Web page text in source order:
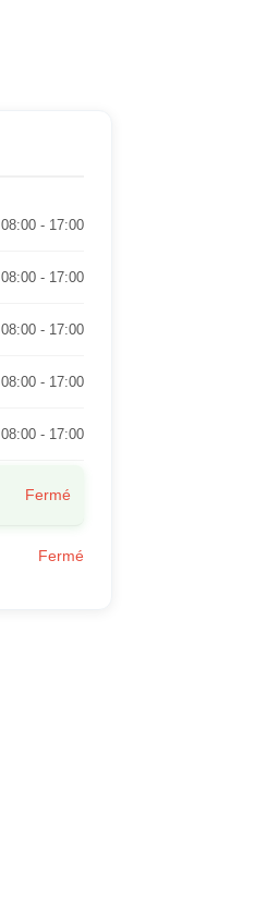
08:00 - 17:00
08:00 - 17:00
08:00 - 17:00
08:00 - 17:00
08:00 - 17:00
Fermé
Fermé